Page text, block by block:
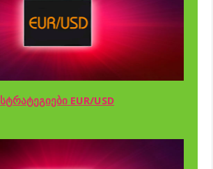
სტრატეგიები EUR/USD